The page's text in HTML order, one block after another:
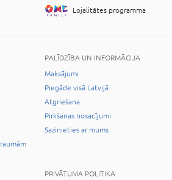
Lojalitātes programma
PALĪDZĪBA UN INFORMĀCIJA
Maksājumi
Piegāde visā Latvijā
Atgriešana
Pirkšanas nosacījumi
Sazinieties ar mums
PRIVĀTUMA POLITIKA